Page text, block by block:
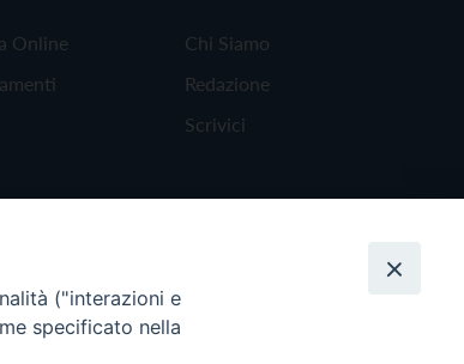
Online
Chi Siamo
Redazione
Scrivici
("interazioni e
specificato nella